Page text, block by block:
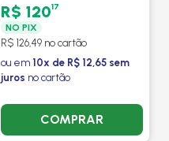
R$ 12017
NO PIX
R$ 126,49 no cartão
ou em 10x de R$ 12,65 sem
juros no cartão
COMPRAR